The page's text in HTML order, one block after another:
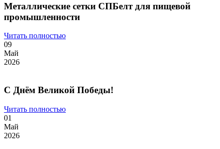
Металлические сетки СПБелт для пищевой
промышленности
Читать полностью
09
Май
2026
С Днём Великой Победы!
Читать полностью
01
Май
2026